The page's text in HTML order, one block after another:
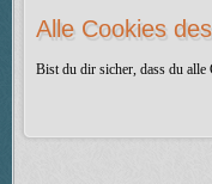
Alle Cookies
Bist du dir sicher, dass du alle